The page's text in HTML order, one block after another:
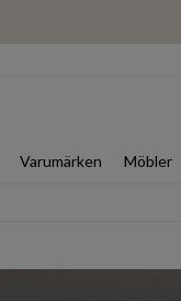
Varumärken Möbler